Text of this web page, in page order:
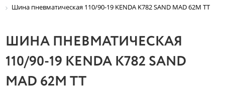
Шина пневматическая 110/90-19 KENDA K782 SAND MAD 62M TT
ШИНА ПНЕВМАТИЧЕСКАЯ
110/90-19 KENDA K782 SAND
MAD 62M TT